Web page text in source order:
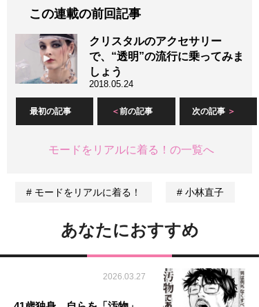
この連載の前回記事
クリスタルのアクセサリー
で、“透明”の流行に乗ってみま
しょう
2018.05.24
最初の記事 前の記事 次の記事
モードをリアルに着る！の一覧へ
モードをリアルに着る！ 小林直子
あなたにおすすめ
2026.03.27